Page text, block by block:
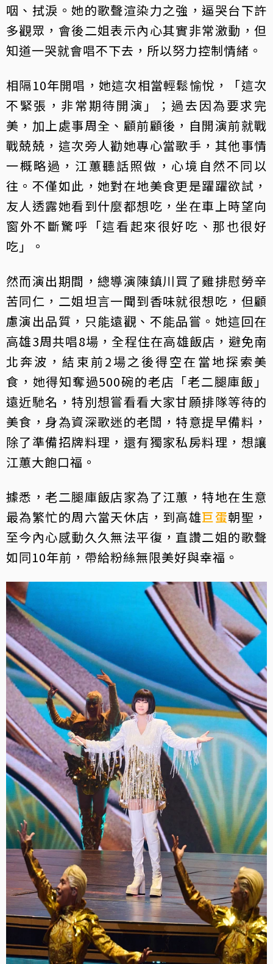
咽、拭淚。她的歌聲渲染力之強，逼哭台下許
多觀眾，會後二姐表示內心其實非常激動，但
知道一哭就會唱不下去，所以努力控制情緒。
相隔10年開唱，她這次相當輕鬆愉悅，「這次
不緊張，非常期待開演」；過去因為要求完
美，加上處事周全、顧前顧後，自開演前就戰
戰兢兢，這次旁人勸她專心當歌手，其他事情
一概略過，江蕙聽話照做，心境自然不同以
往。不僅如此，她對在地美食更是躍躍欲試，
友人透露她看到什麼都想吃，坐在車上時望向
窗外不斷驚呼「這看起來很好吃、那也很好
吃」。
然而演出期間，總導演陳鎮川買了雞排慰勞辛
苦同仁，二姐坦言一聞到香味就很想吃，但顧
慮演出品質，只能遠觀、不能品嘗。她這回在
高雄3周共唱8場，全程住在高雄飯店，避免南
北奔波，結束前2場之後得空在當地探索美
食，她得知奪過500碗的老店「老二腿庫飯」
遠近馳名，特別想嘗看看大家甘願排隊等待的
美食，身為資深歌迷的老闆，特意提早備料，
除了準備招牌料理，還有獨家私房料理，想讓
江蕙大飽口福。
據悉，老二腿庫飯店家為了江蕙，特地在生意
最為繁忙的周六當天休店，到高雄巨蛋朝聖，
至今內心感動久久無法平復，直讚二姐的歌聲
如同10年前，帶給粉絲無限美好與幸福。